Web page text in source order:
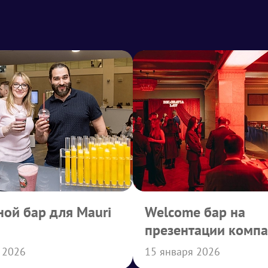
бар для Mauri
Welcome бар на
презентации
Belgravia Law
15 января 2026